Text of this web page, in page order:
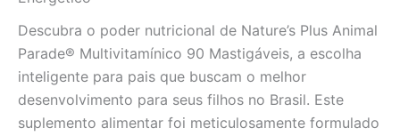
Descubra o poder nutricional de Nature’s Plus Animal
Parade® Multivitamínico 90 Mastigáveis, a escolha
inteligente para pais que buscam o melhor
desenvolvimento para seus filhos no Brasil. Este
suplemento alimentar foi meticulosamente formulado